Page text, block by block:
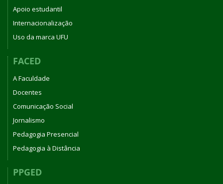
Apoio estudantil
Internacionalização
Uso da marca UFU
FACED
A Faculdade
Docentes
Comunicação Social
Jornalismo
Pedagogia Presencial
Pedagogia à Distância
PPGED